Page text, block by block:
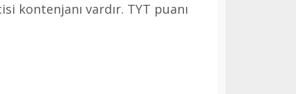
kontenjanı vardır. TYT puanı